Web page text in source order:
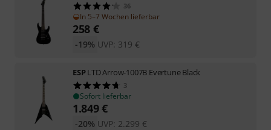
36
In 5–7 Wochen lieferbar
258 €
UVP: 319 €
-19%
ESPLTD Arrow-1007B Evertune Black
3
Sofort lieferbar
1.849€
UVP: 2.299 €
-20%